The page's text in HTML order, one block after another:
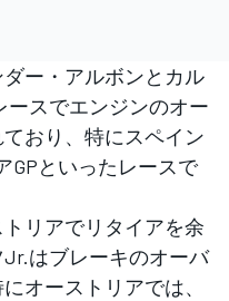
ー・アルボンとカル
スでエンジンのオー
おり、特にスペイン
GPといったレースで
リアでリタイアを余
はブレーキのオーバ
オーストリアでは、